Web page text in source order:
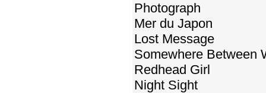
Photograph
Mer du Japon
Lost Message
Somewhere Between
Redhead Girl
Night Sight